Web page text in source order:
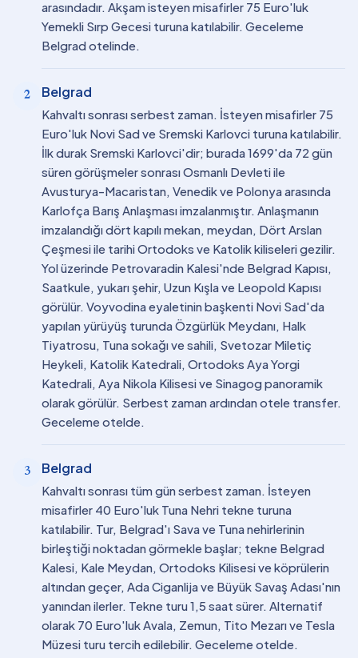
arasındadır. Akşam isteyen misafirler 75 Euro'luk
Yemekli Sırp Gecesi turuna katılabilir. Geceleme
Belgrad otelinde.
2 Belgrad
Kahvaltı sonrası serbest zaman. İsteyen misafirler 75
Euro'luk Novi Sad ve Sremski Karlovci turuna katılabilir.
İlk durak Sremski Karlovci'dir; burada 1699'da 72 gün
süren görüşmeler sonrası Osmanlı Devleti ile
Avusturya-Macaristan, Venedik ve Polonya arasında
Karlofça Barış Anlaşması imzalanmıştır. Anlaşmanın
imzalandığı dört kapılı mekan, meydan, Dört Arslan
Çeşmesi ile tarihi Ortodoks ve Katolik kiliseleri gezilir.
Yol üzerinde Petrovaradin Kalesi'nde Belgrad Kapısı,
Saatkule, yukarı şehir, Uzun Kışla ve Leopold Kapısı
görülür. Voyvodina eyaletinin başkenti Novi Sad'da
yapılan yürüyüş turunda Özgürlük Meydanı, Halk
Tiyatrosu, Tuna sokağı ve sahili, Svetozar Miletiç
Heykeli, Katolik Katedrali, Ortodoks Aya Yorgi
Katedrali, Aya Nikola Kilisesi ve Sinagog panoramik
olarak görülür. Serbest zaman ardından otele transfer.
Geceleme otelde.
3 Belgrad
Kahvaltı sonrası tüm gün serbest zaman. İsteyen
misafirler 40 Euro'luk Tuna Nehri tekne turuna
katılabilir. Tur, Belgrad'ı Sava ve Tuna nehirlerinin
birleştiği noktadan görmekle başlar; tekne Belgrad
Kalesi, Kale Meydan, Ortodoks Kilisesi ve köprülerin
altından geçer, Ada Ciganlija ve Büyük Savaş Adası'nın
yanından ilerler. Tekne turu 1,5 saat sürer. Alternatif
olarak 70 Euro'luk Avala, Zemun, Tito Mezarı ve Tesla
Müzesi turu tercih edilebilir. Geceleme otelde.